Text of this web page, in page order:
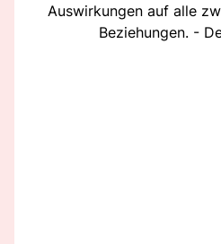
Auswirkungen auf alle
Beziehungen. -